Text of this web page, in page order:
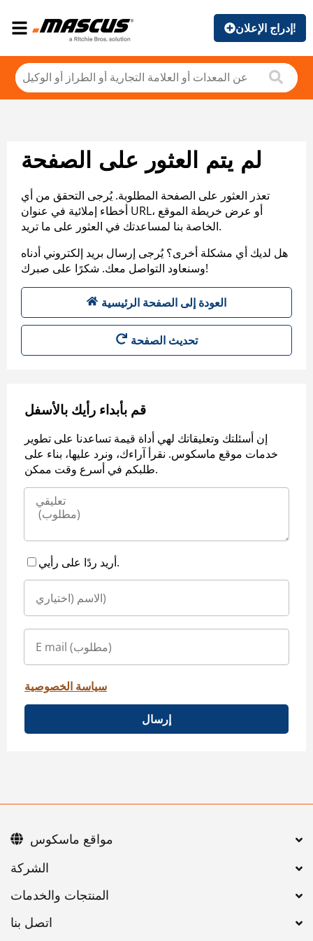
إدراج الإعلان!
لم يتم العثور على الصفحة
تعذر العثور على الصفحة المطلوبة. يُرجى التحقق من أي
أخطاء إملائية في عنوان URL، أو عرض خريطة الموقع
الخاصة بنا لمساعدتك في العثور على ما تريد.
هل لديك أي مشكلة أخرى؟ يُرجى إرسال بريد إلكتروني أدناه
وسنعاود التواصل معك. شكرًا على صبرك!
العودة إلى الصفحة الرئيسية
تحديث الصفحة
قم بأبداء رأيك بالأسفل
إن أسئلتك وتعليقاتك لهي أداة قيمة تساعدنا على تطوير
خدمات موقع ماسكوس. نقرأ آراءك، ونرد عليها، بناء على
طلبكم في أسرع وقت ممكن.
أريد ردًا على رأيي.
سياسة الخصوصية
إرسال
اتصل بنا
مواقع ماسكوس